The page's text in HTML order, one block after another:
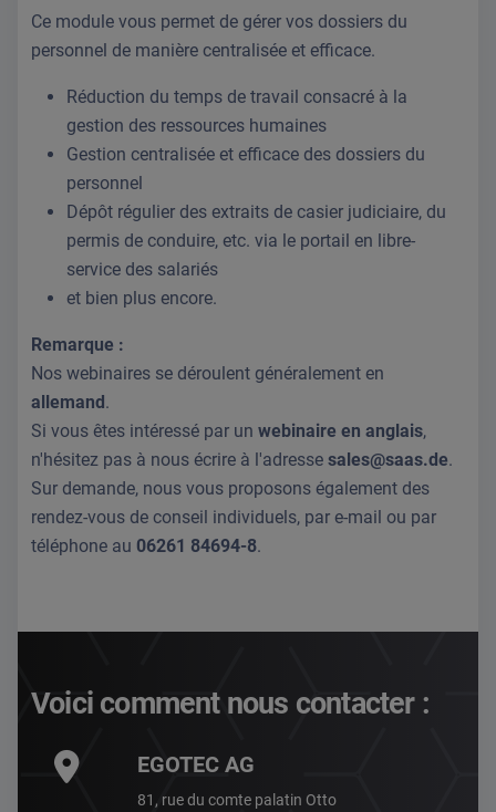
Ce module vous permet de gérer vos dossiers du
personnel de manière centralisée et efficace.
Réduction du temps de travail consacré à la
gestion des ressources humaines
Gestion centralisée et efficace des dossiers du
personnel
Dépôt régulier des extraits de casier judiciaire, du
permis de conduire, etc. via le portail en libre-
service des salariés
et bien plus encore.
Remarque :
Nos webinaires se déroulent généralement en
allemand.
Si vous êtes intéressé par un webinaire en anglais,
n'hésitez pas à nous écrire à l'adresse sales@saas.de.
Sur demande, nous vous proposons également des
rendez-vous de conseil individuels, par e-mail ou par
téléphone au 06261 84694-8.
Voici comment nous contacter :
EGOTEC AG
81, rue du comte palatin Otto